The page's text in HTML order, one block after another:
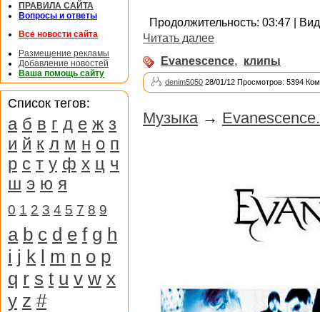
Продолжительность: 03:47 |
Читать далее
Evanescence, клипы
denim5050 28/01/12 Просмотров: 5394
Музыка →
ПРАВИЛА САЙТА
Вопросы и ответы
Все новости сайта
Размещение рекламы
Добавление новостей
Ваша помощь сайту
Список тегов:
а б в г д е ж з
и й к л м н о п
р с т у ф х ц ч
ш э ю я
0 1 2 3 4 5 7 8 9
a b c d e f g h
i j k l m n o p
q r s t u v w x
y z #